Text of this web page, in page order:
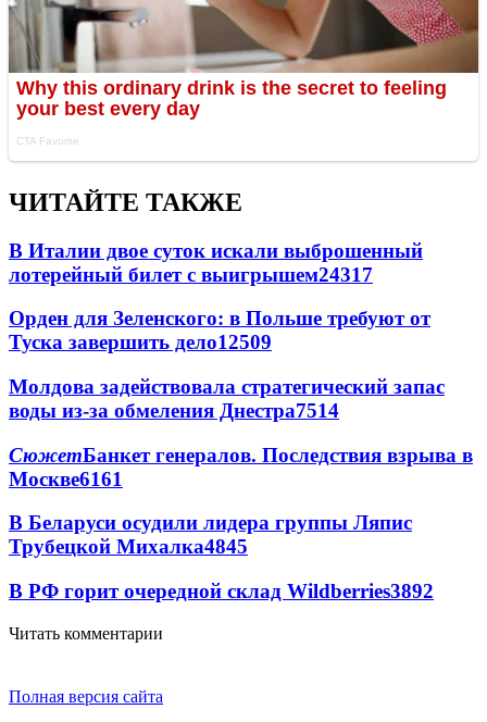
ЧИТАЙТЕ ТАКЖЕ
В Италии двое суток искали выброшенный
лотерейный билет с выигрышем24317
Орден для Зеленского: в Польше требуют от
Туска завершить дело12509
Молдова задействовала стратегический запас
воды из-за обмеления Днестра7514
СюжетБанкет генералов. Последствия взрыва в
Москве6161
В Беларуси осудили лидера группы Ляпис
Трубецкой Михалка4845
В РФ горит очередной склад Wildberries3892
Читать комментарии
Полная версия сайта